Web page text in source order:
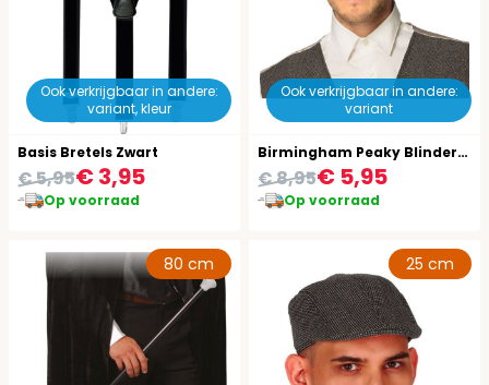
Ook verkrijgbaar in andere:
variant, kleur
Basis Bretels Zwart
€ 3,95
€ 5,95
Op voorraad
Ook verkrijgbaar in andere:
variant
Birmingham Peaky Blinders Pet
€ 5,95
€ 8,95
Op voorraad
80 cm 25 cm